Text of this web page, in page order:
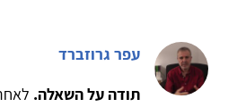
עפר גרוזברד
תודה על השאלה.